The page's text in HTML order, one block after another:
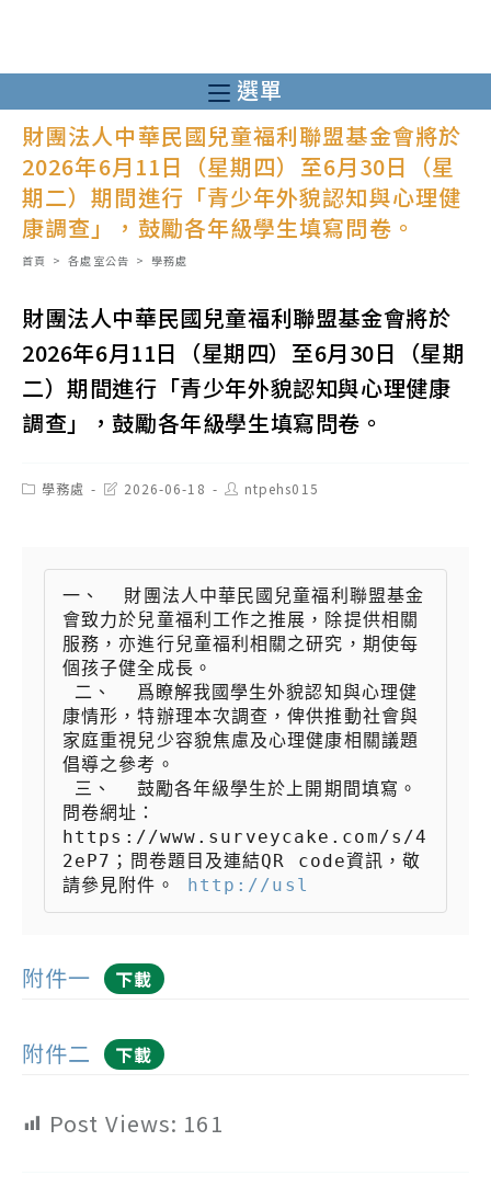
至
主
容
選單
財團法人中華民國兒童福利聯盟基金會將於
2026年6月11日（星期四）至6月30日（星
期二）期間進行「青少年外貌認知與心理健
康調查」，鼓勵各年級學生填寫問卷。
首頁 > 各處室公告 > 學務處
財團法人中華民國兒童福利聯盟基金會將於
2026年6月11日（星期四）至6月30日（星期
二）期間進行「青少年外貌認知與心理健康
調查」，鼓勵各年級學生填寫問卷。
Post學務處
Post2026-06-18
Post
author:
ntpehs015
一、  財團法人中華民國兒童福利聯盟基金
會致力於兒童福利工作之推展，除提供相關
服務，亦進行兒童福利相關之研究，期使每
個孩子健全成長。
康情形，特辦理本次調查，俾供推動社會與
家庭重視兒少容貌焦慮及心理健康相關議題
倡導之參考。
問卷網址：
https://www.surveycake.com/s/4
2eP7；問卷題目及連結QR code資訊，敬
請參見附件。 http://usl
附件一 下載
附件二 下載
Post Views: 161